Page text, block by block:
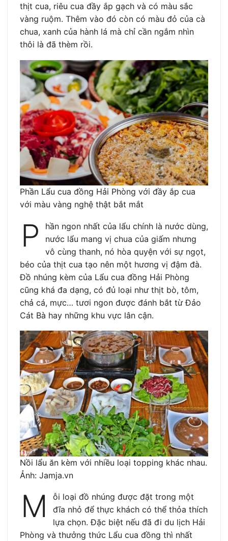
thịt cua, riêu cua đầy ắp gạch và có màu sắc
vàng ruộm. Thêm vào đó còn có màu đỏ của cà
chua, xanh của hành lá mà chỉ cần ngắm nhìn
thôi là đã thèm rồi.
Phần Lẩu cua đồng Hải Phòng với đầy ắp cua
với màu vàng nghệ thật bắt mắt
P
hần ngon nhất của lẩu chính là nước dùng,
nước lẩu mang vị chua của giấm nhưng
vô cùng thanh, nó hòa quyện với sự ngọt,
béo của thịt cua tạo nên một hương vị đậm đà.
Đồ nhúng kèm của Lẩu cua đồng Hải Phòng
cũng khá đa dạng, có đủ loại như thịt bò, tôm,
chả cá, mực… tươi ngon được đánh bắt từ Đảo
Cát Bà hay những khu vực lân cận.
Nồi lẩu ăn kèm với nhiều loại topping khác nhau.
Ảnh: Jamja.vn
M
ỗi loại đồ nhúng được đặt trong một
đĩa nhỏ để thực khách có thể thỏa thích
lựa chọn. Đặc biệt nếu đã đi du lịch Hải
Phòng và thưởng thức Lẩu cua đồng thì nhất